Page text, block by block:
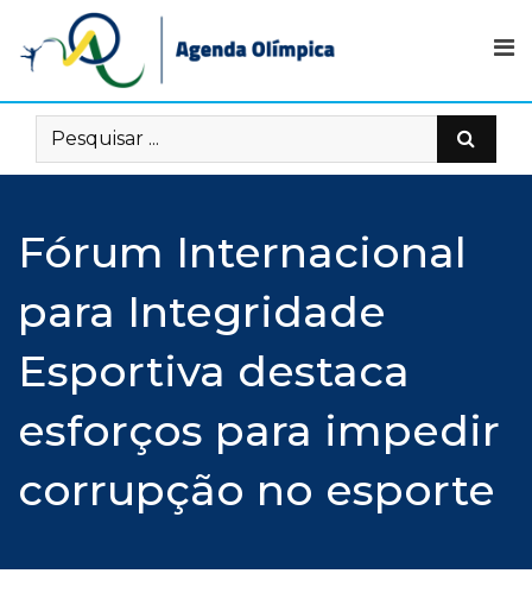
content
Fórum Internacional
para Integridade
Esportiva destaca
esforços para impedir
corrupção no esporte